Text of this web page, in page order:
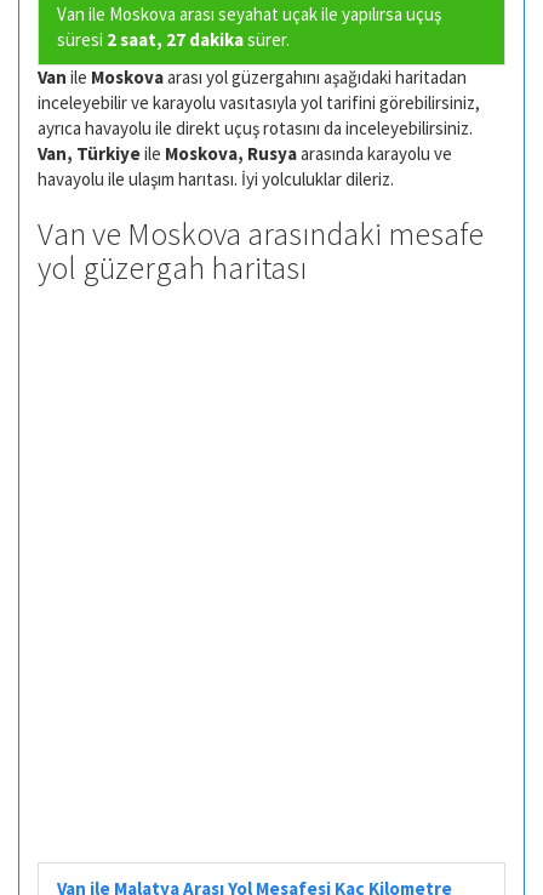
Van ile Moskova arası seyahat uçak ile yapılırsa uçuş
süresi 2 saat, 27 dakikasürer.
Van ile Moskovaarası yol güzergahını aşağıdaki haritadan
inceleyebilir ve karayolu vasıtasıyla yol tarifini görebilirsiniz,
ayrıca havayolu ile direkt uçuş rotasını da inceleyebilirsiniz.
Van, Türkiyeile Moskova, Rusyaarasında karayolu ve
havayolu ile ulaşım harıtası. İyi yolculuklar dileriz.
Van ve Moskova arasındaki mesafe
yol güzergah haritası
Van ile Malatya Arası Yol Mesafesi Kaç Kilometre